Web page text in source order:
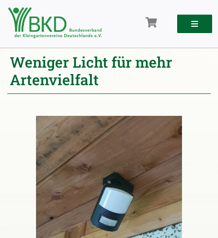
Zum
Inhalt
springen
Weniger Licht für mehr
Artenvielfalt